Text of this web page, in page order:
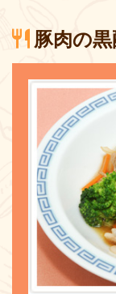
豚肉の